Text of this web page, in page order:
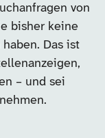
von
bisher keine
Das ist
– und sei